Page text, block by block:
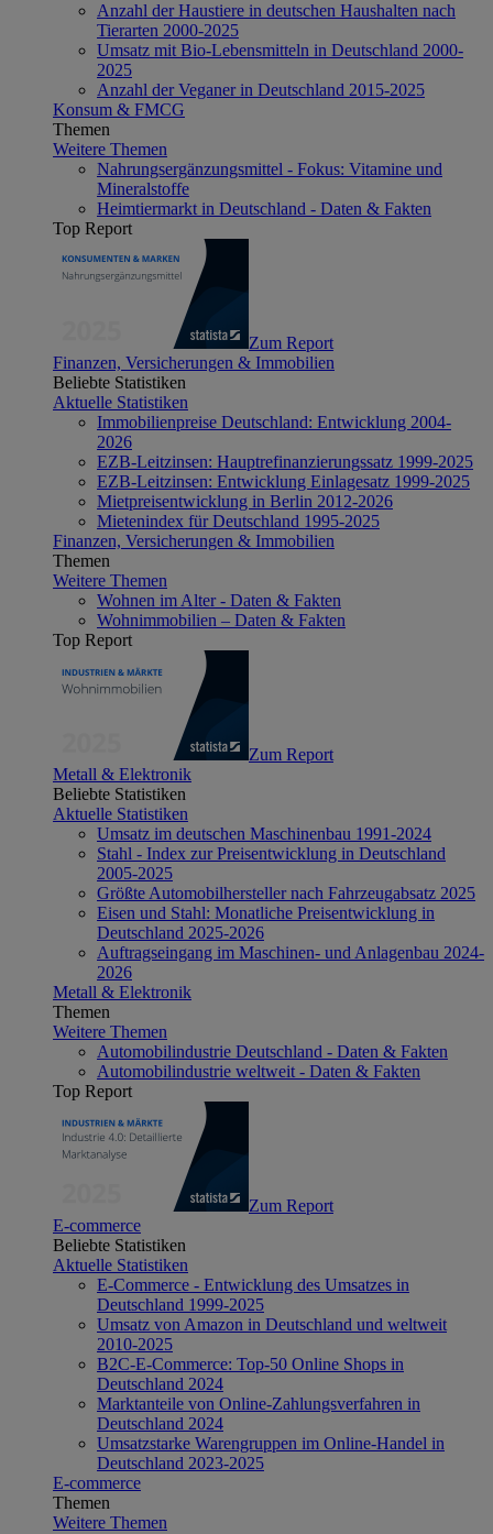
Anzahl der Haustiere in deutschen Haushalten nach
Tierarten 2000-2025
Umsatz mit Bio-Lebensmitteln in Deutschland 2000-
2025
Anzahl der Veganer in Deutschland 2015-2025
Konsum & FMCG
Themen
Weitere Themen
Nahrungsergänzungsmittel - Fokus: Vitamine und
Mineralstoffe
Heimtiermarkt in Deutschland - Daten & Fakten
Top Report
Zum Report
Finanzen, Versicherungen & Immobilien
Beliebte Statistiken
Aktuelle Statistiken
Immobilienpreise Deutschland: Entwicklung 2004-
2026
EZB-Leitzinsen: Hauptrefinanzierungssatz 1999-2025
EZB-Leitzinsen: Entwicklung Einlagesatz 1999-2025
Mietpreisentwicklung in Berlin 2012-2026
Mietenindex für Deutschland 1995-2025
Finanzen, Versicherungen & Immobilien
Themen
Weitere Themen
Wohnen im Alter - Daten & Fakten
Wohnimmobilien – Daten & Fakten
Top Report
Zum Report
Metall & Elektronik
Beliebte Statistiken
Aktuelle Statistiken
Umsatz im deutschen Maschinenbau 1991-2024
Stahl - Index zur Preisentwicklung in Deutschland
2005-2025
Größte Automobilhersteller nach Fahrzeugabsatz 2025
Eisen und Stahl: Monatliche Preisentwicklung in
Deutschland 2025-2026
Auftragseingang im Maschinen- und Anlagenbau 2024-
2026
Metall & Elektronik
Themen
Weitere Themen
Automobilindustrie Deutschland - Daten & Fakten
Automobilindustrie weltweit - Daten & Fakten
Top Report
Zum Report
E-commerce
Beliebte Statistiken
Aktuelle Statistiken
E-Commerce - Entwicklung des Umsatzes in
Deutschland 1999-2025
Umsatz von Amazon in Deutschland und weltweit
2010-2025
B2C-E-Commerce: Top-50 Online Shops in
Deutschland 2024
Marktanteile von Online-Zahlungsverfahren in
Deutschland 2024
Umsatzstarke Warengruppen im Online-Handel in
Deutschland 2023-2025
E-commerce
Themen
Weitere Themen